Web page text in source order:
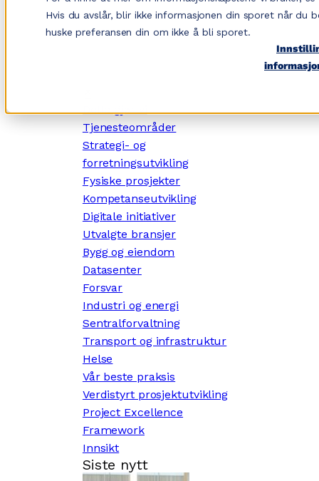
Hvis du avslår, blir ikke informasjonen din sporet når
huske preferansen din om ikke å bli sporet.
Dette gjør vi
Tjenesteområder
Strategi- og
forretningsutvikling
Fysiske prosjekter
Kompetanseutvikling
Digitale initiativer
Utvalgte bransjer
Bygg og eiendom
Datasenter
Forsvar
Industri og energi
Sentralforvaltning
Transport og infrastruktur
Helse
Vår beste praksis
Verdistyrt prosjektutvikling
Project Excellence
Framework
Innsikt
Siste nytt